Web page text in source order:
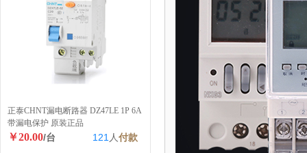
正泰CHNT漏电断路器 DZ47LE 1P 6A
带漏电保护 原装正品
￥20.00/台 121 人付款